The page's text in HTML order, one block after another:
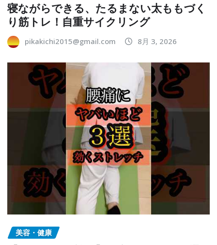
寝ながらできる、たるまない太ももづく
り筋トレ！自重サイクリング
pikakichi2015@gmail.com 8月 3, 2026
美容・健康